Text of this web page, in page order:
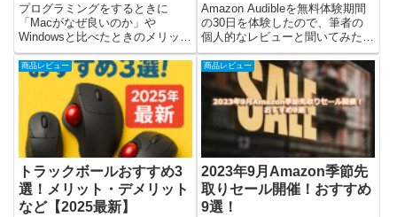
プログラミングをするときに
「Macがなぜ良いのか」や
Windowsと比べたときのメリッ
ト・デメリットを書いています！
Macのメリットやデメリットを書
いた後に、MacOSが使えるパソ
コンをまとめて、5つおすすめし
ました！最後に筆者の独断と偏
見...
Amazon Audibleを無料体験期間
の30日を体験したので、筆者の
個人的なレビューと聞いてみたオ
ススメの本を紹介しています。ま
た、Audibleってどんなサービス
なのかについても書いているので
確認してみてください。ゲストさ
んAudib...
商品レビュー
トラックボールおすすめ3
選！メリット・デメリット
など【2025最新】
商品レビュー
2023年9月Amazon季節先
取りセール開催！おすすめ
9選！